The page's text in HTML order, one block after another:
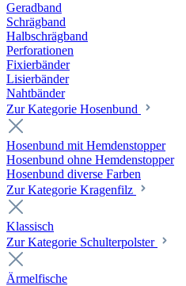
Geradband
Schrägband
Halbschrägband
Perforationen
Fixierbänder
Lisierbänder
Nahtbänder
Zur Kategorie Hosenbund
Hosenbund mit Hemdenstopper
Hosenbund ohne Hemdenstopper
Hosenbund diverse Farben
Zur Kategorie Kragenfilz
Klassisch
Zur Kategorie Schulterpolster
Ärmelfische